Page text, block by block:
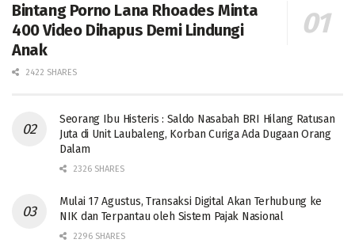
Bintang Porno Lana Rhoades Minta
400 Video Dihapus Demi Lindungi
Anak
2422 SHARES
Seorang Ibu Histeris : Saldo Nasabah BRI Hilang Ratusan
Juta di Unit Laubaleng, Korban Curiga Ada Dugaan Orang
Dalam
2326 SHARES
Mulai 17 Agustus, Transaksi Digital Akan Terhubung ke
NIK dan Terpantau oleh Sistem Pajak Nasional
2296 SHARES